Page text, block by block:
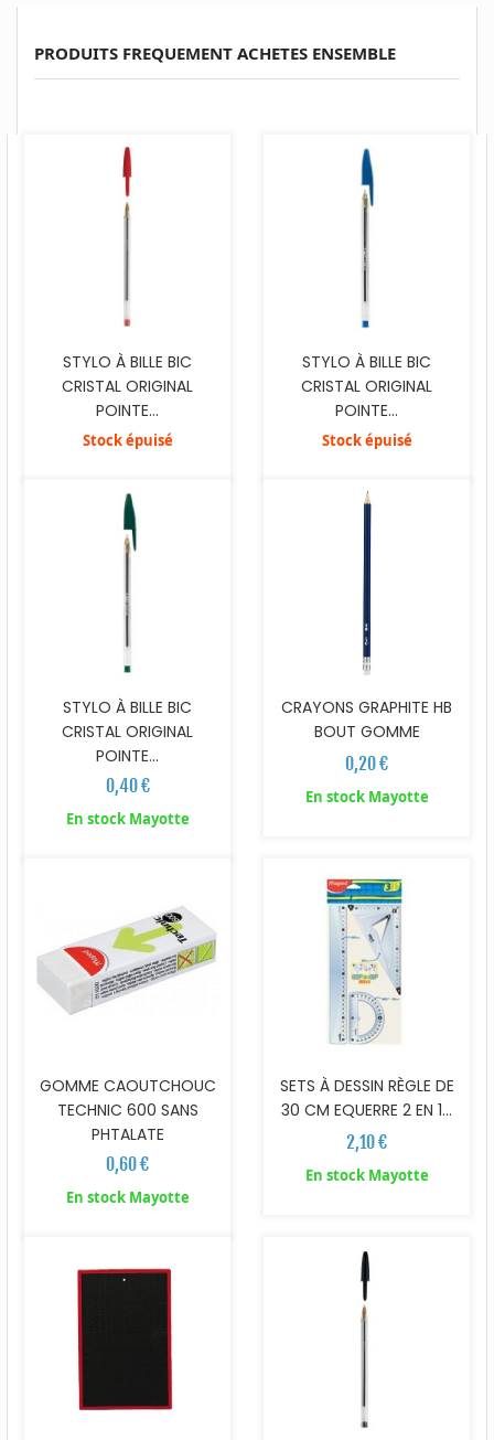
PRODUITS FREQUEMENT ACHETES ENSEMBLE
STYLO À BILLE BIC
CRISTAL ORIGINAL
POINTE...
Stock épuisé
STYLO À BILLE BIC
CRISTAL ORIGINAL
POINTE...
Stock épuisé
STYLO À BILLE BIC
CRISTAL ORIGINAL
POINTE...
0,40 €
En stock Mayotte
CRAYONS GRAPHITE HB
BOUT GOMME
0,20 €
En stock Mayotte
GOMME CAOUTCHOUC
TECHNIC 600 SANS
PHTALATE
0,60 €
En stock Mayotte
SETS À DESSIN RÈGLE DE
30 CM EQUERRE 2 EN 1...
2,10 €
En stock Mayotte